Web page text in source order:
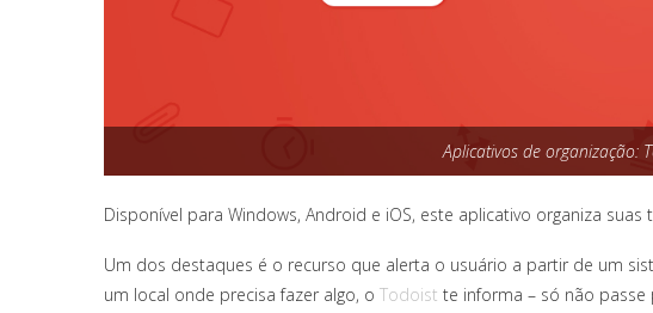
Aplicativos de organização:
Disponível para Windows, Android e iOS, este aplicativo organiza
Um dos destaques é o recurso que alerta o usuário a partir de um
um local onde precisa fazer algo, o Todoist te informa – só não